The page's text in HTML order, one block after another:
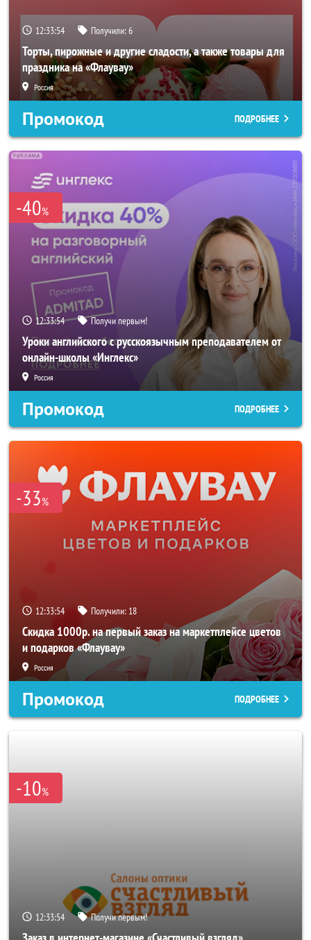
12:33:52 Получили:6
Торты, пирожные и другие сладости, а также товары для
праздника на «Флаувау»
Россия
Промокод ПОДРОБНЕЕ
-40%
12:33:52 Получи первым!
Уроки английского с русскоязычным преподавателем от
онлайн-школы «Инглекс»
Россия
Промокод ПОДРОБНЕЕ
-33%
12:33:52 Получили: 18
Скидка 1000р. на первый заказ на маркетплейсе цветов
и подарков «Флаувау»
Россия
Промокод ПОДРОБНЕЕ
-10%
12:33:52 Получи первым!